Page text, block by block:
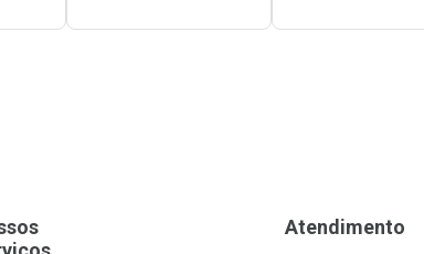
Atendimento